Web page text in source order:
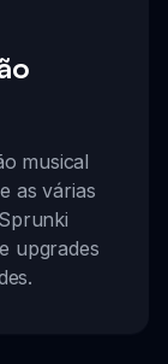
musical
as várias
upgrades